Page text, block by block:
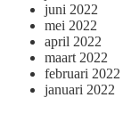
juni 2022
mei 2022
april 2022
maart 2022
februari 2022
januari 2022